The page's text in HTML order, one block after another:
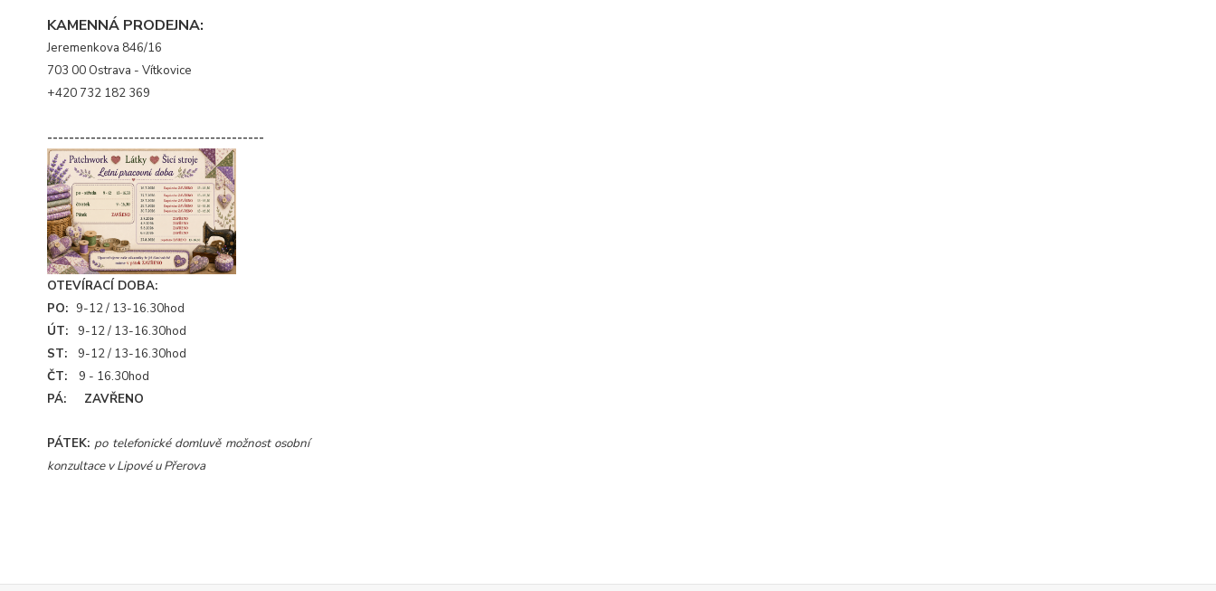
KAMENNÁ PRODEJNA:
Jeremenkova 846/16
703 00 Ostrava - Vítkovice
+420 732 182 369
----------------------------------------
OTEVÍRACÍ DOBA:
PO: 9-12 / 13-16.30hod
ÚT:
9-12 / 13-16.30hod
ST:
9-12 / 13-16.30hod
ČT:
9 - 16.30hod
PÁ: ZAVŘENO
PÁTEK:po telefonické domluvě možnost osobní
konzultace v Lipové u Přerova